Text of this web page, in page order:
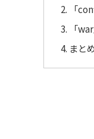
「
「
まとめ